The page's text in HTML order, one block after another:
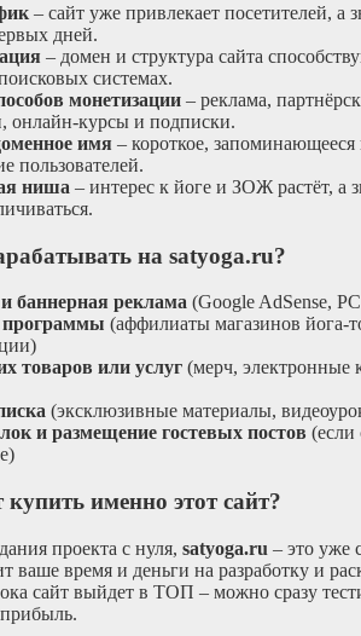
– сайт уже привлекает посетителей, а
дней.
– домен и структура сайта
системах.
монетизации – реклама,
онлайн-курсы и подписки.
имя – короткое, запоминающееся
пользователей.
ниша – интерес к йоге и ЗОЖ растёт, а
на satyoga.ru?
баннерная реклама (Google AdSense,
программы (аффилиаты магазинов йога-
товаров или услуг (мерч, электронные
(эксклюзивные материалы,
и размещение гостевых постов (если
именно этот сайт?
проекта с нуля, satyoga.ru – это уже
ваше время и деньги на разработку и
сайт выйдет в ТОП – можно сразу